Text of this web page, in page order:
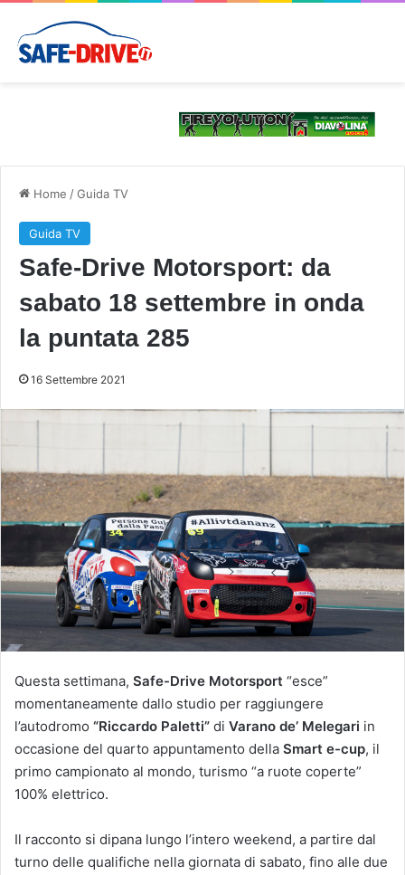
Home /Guida TV
Guida TV
Safe-Drive Motorsport: da
sabato 18 settembre in onda
la puntata 285
16 Settembre 2021
Questa settimana, Safe-Drive Motorsport “esce”
momentaneamente dallo studio per raggiungere
l’autodromo “Riccardo Paletti” di Varano de’ Melegari in
occasione del quarto appuntamento della Smart e-cup, il
primo campionato al mondo, turismo “a ruote coperte”
100% elettrico.
Il racconto si dipana lungo l’intero weekend, a partire dal
turno delle qualifiche nella giornata di sabato, fino alle due